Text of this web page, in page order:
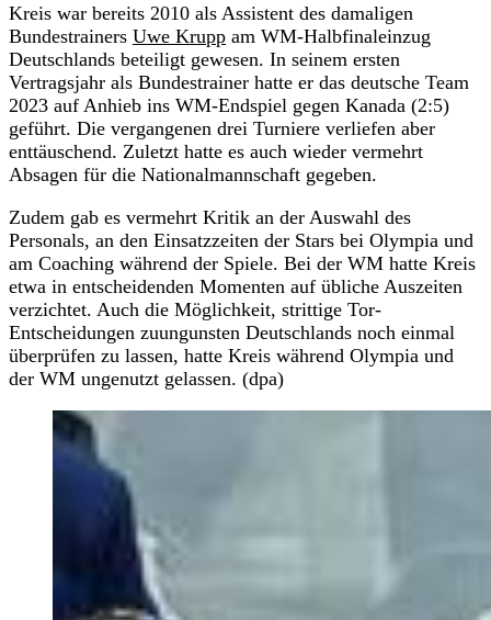
Kreis war bereits 2010 als Assistent des damaligen
Bundestrainers Uwe Krupp am WM-Halbfinaleinzug
Deutschlands beteiligt gewesen. In seinem ersten
Vertragsjahr als Bundestrainer hatte er das deutsche Team
2023 auf Anhieb ins WM-Endspiel gegen Kanada (2:5)
geführt. Die vergangenen drei Turniere verliefen aber
enttäuschend. Zuletzt hatte es auch wieder vermehrt
Absagen für die Nationalmannschaft gegeben.
Zudem gab es vermehrt Kritik an der Auswahl des
Personals, an den Einsatzzeiten der Stars bei Olympia und
am Coaching während der Spiele. Bei der WM hatte Kreis
etwa in entscheidenden Momenten auf übliche Auszeiten
verzichtet. Auch die Möglichkeit, strittige Tor-
Entscheidungen zuungunsten Deutschlands noch einmal
überprüfen zu lassen, hatte Kreis während Olympia und
der WM ungenutzt gelassen. (dpa)